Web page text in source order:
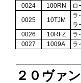
0024
100RN ロ
0025
10TJM
ラ
ラ
0026
10RFZ ラ
0027
1009A ラ
２０ヴァ